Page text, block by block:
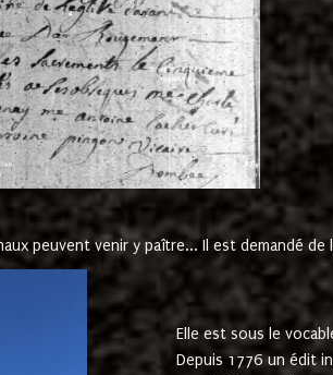
peuvent venir y paître... Il est demandé de
Elle est sous le
Depuis 1776 un édit